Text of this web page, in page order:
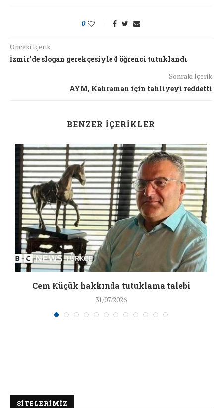
0
Önceki İçerik
İzmir’de slogan gerekçesiyle 4 öğrenci tutuklandı
Sonraki İçerik
AYM, Kahraman için tahliyeyi reddetti
BENZER İÇERIKLER
Cem Küçük hakkında tutuklama talebi
31/07/2026
SİTELERİMİZ